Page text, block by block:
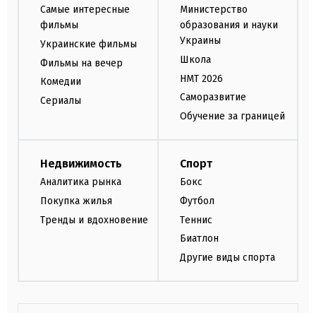
Самые интересные
фильмы
Украинские фильмы
Фильмы на вечер
Комедии
Сериалы
Министерство
образования и науки
Украины
Школа
НМТ 2026
Саморазвитие
Обучение за границей
Недвижимость
Аналитика рынка
Покупка жилья
Тренды и вдохновение
Спорт
Бокс
Футбол
Теннис
Биатлон
Другие виды спорта